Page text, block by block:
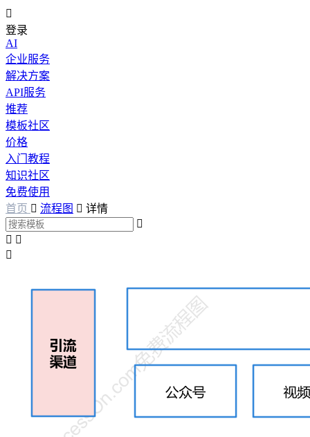

登录
AI
企业服务
解决方案
API服务
推荐
模板社区
价格
入门教程
知识社区
免费使用
首页  流程图  详情

 
